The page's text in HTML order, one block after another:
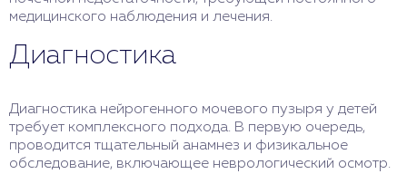
медицинского наблюдения и лечения.
Диагностика
Диагностика нейрогенного мочевого пузыря у детей
требует комплексного подхода. В первую очередь,
проводится тщательный анамнез и физикальное
обследование, включающее неврологический осмотр.